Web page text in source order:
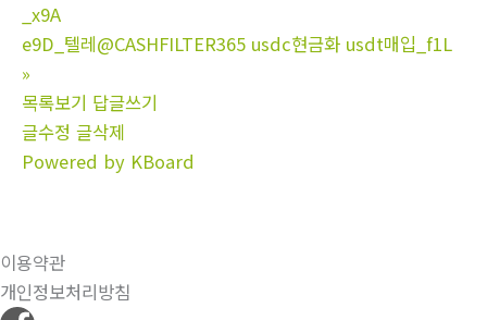
_x9A
e9D_텔레@CASHFILTER365 usdc현금화 usdt매입_f1L
»
목록보기 답글쓰기
글수정 글삭제
Powered by KBoard
이용약관
개인정보처리방침